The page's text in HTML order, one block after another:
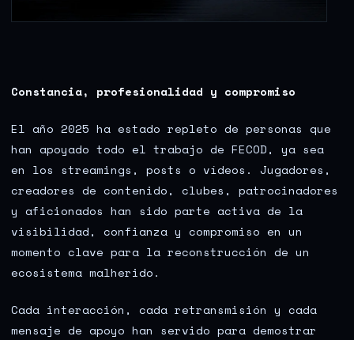
Constancia, profesionalidad y compromiso
El año 2025 ha estado repleto de personas que
han apoyado todo el trabajo de FECOD, ya sea
en los streamings, posts o vídeos. Jugadores,
creadores de contenido, clubes, patrocinadores
y aficionados han sido parte activa de la
visibilidad, confianza y compromiso en un
momento clave para la reconstrucción de un
ecosistema malherido.
Cada interacción, cada retransmisión y cada
mensaje de apoyo han servido para demostrar